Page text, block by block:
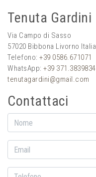
Tenuta Gardini
Via Campo di Sasso
57020 Bibbona Livorno Italia
Telefono: +39 0586.671071
WhatsApp: +39 371.3839834
tenutagardini@gmail.com
Contattaci
Nome
Email
Telefono